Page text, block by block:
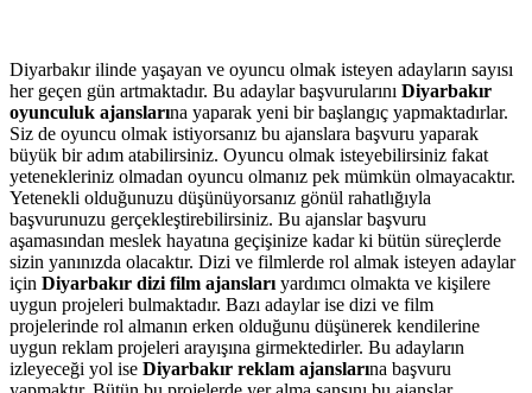
Diyarbakır ilinde yaşayan ve oyuncu olmak isteyen adayların sayısı
her geçen gün artmaktadır. Bu adaylar başvurularını Diyarbakır
oyunculuk ajanslarına yaparak yeni bir başlangıç yapmaktadırlar.
Siz de oyuncu olmak istiyorsanız bu ajanslara başvuru yaparak
büyük bir adım atabilirsiniz. Oyuncu olmak isteyebilirsiniz fakat
yetenekleriniz olmadan oyuncu olmanız pek mümkün olmayacaktır.
Yetenekli olduğunuzu düşünüyorsanız gönül rahatlığıyla
başvurunuzu gerçekleştirebilirsiniz. Bu ajanslar başvuru
aşamasından meslek hayatına geçişinize kadar ki bütün süreçlerde
sizin yanınızda olacaktır. Dizi ve filmlerde rol almak isteyen adaylar
için Diyarbakır dizi film ajansları yardımcı olmakta ve kişilere
uygun projeleri bulmaktadır. Bazı adaylar ise dizi ve film
projelerinde rol almanın erken olduğunu düşünerek kendilerine
uygun reklam projeleri arayışına girmektedirler. Bu adayların
izleyeceği yol ise Diyarbakır reklam ajanslarına başvuru